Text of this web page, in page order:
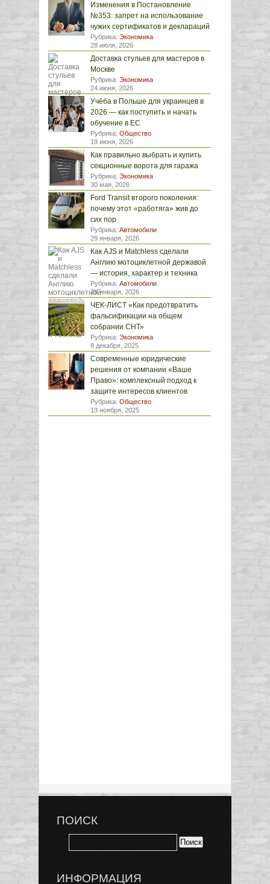
Изменения в Постановление
№353: запрет на использование
чужих сертификатов и деклараций
Рубрика: Экономика
28 июля, 2026
Доставка стульев для мастеров в
Москве
Рубрика: Экономика
24 июня, 2026
Учёба в Польше для украинцев в
2026 — как поступить и начать
обучение в ЕС
Рубрика: Общество
19 июня, 2026
Как правильно выбрать и купить
секционные ворота для гаража
Рубрика: Экономика
30 мая, 2026
Ford Transit второго поколения:
почему этот «работяга» жив до
сих пор
Рубрика: Автомобили
29 января, 2026
Как AJS и Matchless сделали
Англию мотоциклетной державой
— история, характер и техника
Рубрика: Автомобили
29 января, 2026
ЧЕК-ЛИСТ «Как предотвратить
фальсификации на общем
собрании СНТ»
Рубрика: Экономика
8 декабря, 2025
Современные юридические
решения от компании «Ваше
Право»: комплексный подход к
защите интересов клиентов
Рубрика: Общество
13 ноября, 2025
ПОИСК
ИНФОРМАЦИЯ